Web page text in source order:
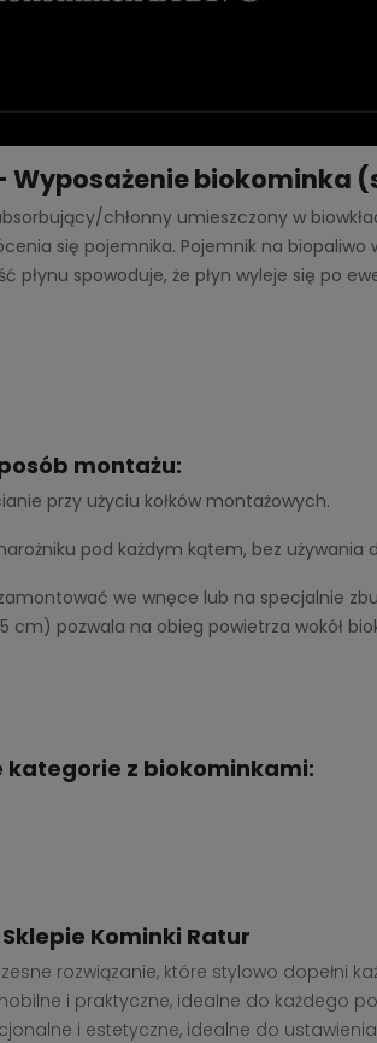
Wyposażenie biokominka
chłonny umieszczony w
się pojemnika. Pojemnik na
płynu spowoduje, że płyn wyleje się po
montażu:
przy użyciu kołków montażowych.
pod każdym kątem, bez
we wnęce lub na specjalnie
cm) pozwala na obieg powietrza wokół
kategorie z biokominkami:
Kominki Ratur
rozwiązanie, które stylowo dopełni
i praktyczne, idealne do każdego
i estetyczne, idealne do